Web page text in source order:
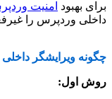
برای بهبود امنیت
داخلی وردپرس را
چگونه ویرایشگر
روش اول: